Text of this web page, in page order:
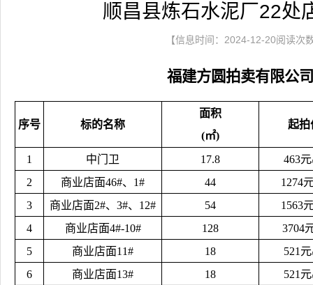
顺昌县炼石水泥厂22处
【信息时间：2024-12-20阅读次
福建方圆拍卖有限公
序号 标的名称
面积
起拍
(㎡)
1
中门卫 17.8
463
2
商业店面46#、1# 44
1274
3
商业店面2#、3#、12# 54
1563
4
商业店面4#-10# 128
3704
5
商业店面11# 18
521
6
商业店面13# 18
521